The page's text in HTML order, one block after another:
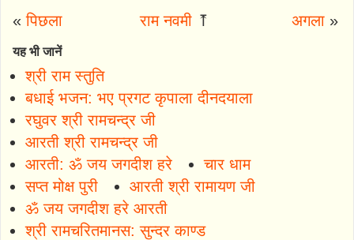
«पिछला राम नवमी ⤒ अगला»
यह भी जानें
श्री राम स्तुति
बधाई भजन: भए प्रगट कृपाला दीनदयाला
रघुवर श्री रामचन्द्र जी
आरती श्री रामचन्द्र जी
आरती: ॐ जय जगदीश हरे
चार धाम
सप्त मोक्ष पुरी
आरती श्री रामायण जी
ॐ जय जगदीश हरे आरती
श्री रामचरितमानस: सुन्दर काण्ड